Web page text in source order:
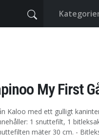
My First
Kaloo med ett gulligt
1 snuttefilt, 1
mäter 30 cm. -